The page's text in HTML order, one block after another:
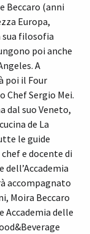
Beccaro (anni
Europa,
sua filosofia
poi anche
A
poi il Four
Chef Sergio Mei.
dal suo Veneto,
de La
le guide
e docente di
accompagnato
Moira Beccaro
Accademia delle